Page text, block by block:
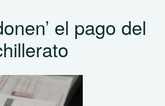
el pago del